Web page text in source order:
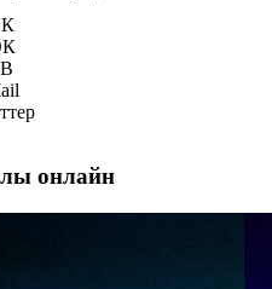
онлайн